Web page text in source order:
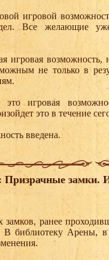
игровой
Все желающие
игровая возможность,
не только в
игровая
это в течение
введена.
Призрачные замки.
замков, ранее
В библиотеку Арены,